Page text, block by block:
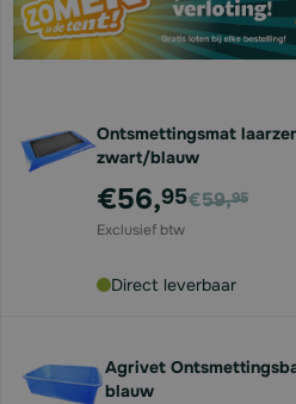
Ontsmettingsmat
zwart/blauw
Voor
€56,95€59,95
Direct leverbaar
Agrivet
blauw